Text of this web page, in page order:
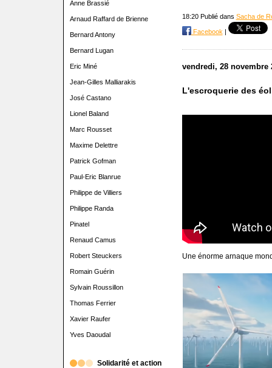
Anne Brassié
Arnaud Raffard de Brienne
Bernard Antony
Bernard Lugan
Eric Miné
Jean-Gilles Malliarakis
José Castano
Lionel Baland
Marc Rousset
Maxime Delettre
Patrick Gofman
Paul-Eric Blanrue
Philippe de Villiers
Philippe Randa
Pinatel
Renaud Camus
Robert Steuckers
Romain Guérin
Sylvain Roussillon
Thomas Ferrier
Xavier Raufer
Yves Daoudal
Solidarité et action
18:20 Publié dans Sacha de
Facebook |
vendredi, 28 novembre
L'escroquerie des
Une énorme arnaque